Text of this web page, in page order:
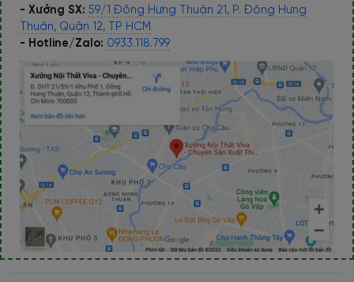
- Xưởng SX: 59/1 Đông Hưng Thuận 21, P. Đông Hưng
Thuận, Quận 12, TP HCM
- Hotline/Zalo: 0933.118.799